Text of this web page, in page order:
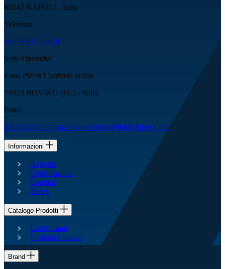
80142 NAPOLI - Italia
Telefono
+39 0881 966611
Sede Operativa
Zona PIP in Contrada Ischia
71023 BOVINO (FG) - Italia
Email
info@lubrichimica.com reception@lubrichimica.com
Informazioni
Azienda
Certificazioni
Contatti
News
Catalogo Prodotti
Lubrificanti
Prodotti Chimici
Brand